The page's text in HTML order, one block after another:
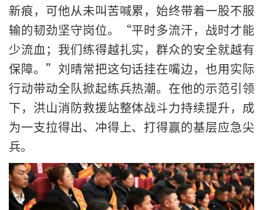
新痕，可他从未叫苦喊累，始终带着一股不服
输的韧劲坚守岗位。“平时多流汗，战时才能
少流血；我们练得越扎实，群众的安全就越有
保障。”刘晴常把这句话挂在嘴边，也用实际
行动带动全队掀起练兵热潮。在他的示范引领
下，洪山消防救援站整体战斗力持续提升，成
为一支拉得出、冲得上、打得赢的基层应急尖
兵。